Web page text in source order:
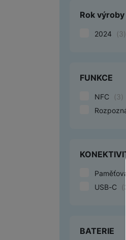
Rok výroby
2024 (3)
FUNKCE
NFC (3)
USB-C
(3
BATERIE